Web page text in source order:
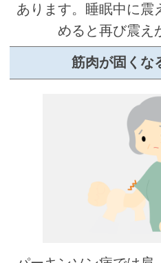
あります。睡眠中に震
めると再び震え
筋肉が固くな